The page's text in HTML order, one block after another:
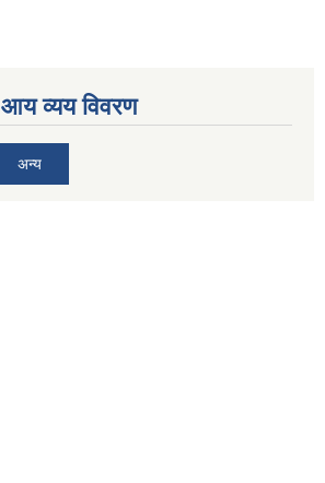
आय व्यय विवरण
अन्य